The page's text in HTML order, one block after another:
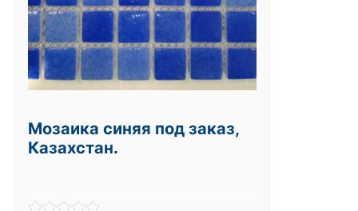
Мозаика синяя под заказ,
Казахстан.